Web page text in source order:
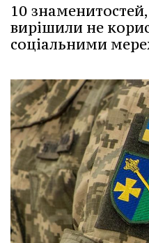
10
вирішили не
соціальними